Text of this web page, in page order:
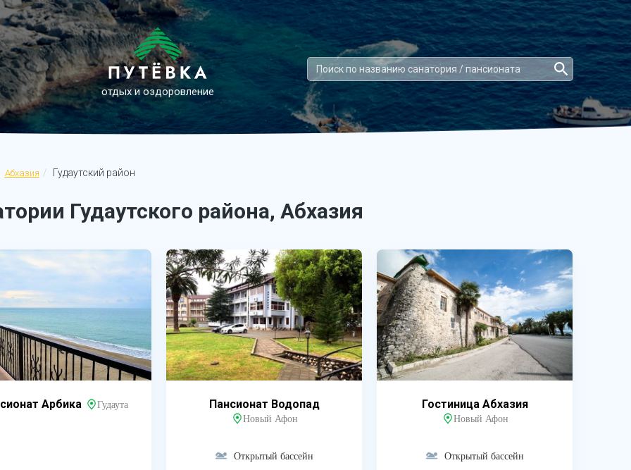
отдых и оздоровление
Абхазия Гудаутский район
Гудаутского района, Абхазия
Арбика Гудаута Пансионат Водопад
Новый Афон
Открытый бассейн
Гостиница Абхазия
Новый Афон
Открытый бассейн